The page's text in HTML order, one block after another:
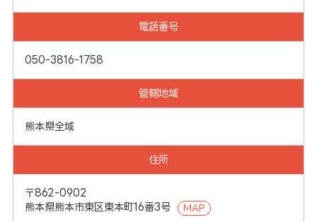
電話番号
050-3816-1758
管轄地域
熊本県全域
住所
〒862-0902
熊本県熊本市東区東本町16番3号
MAP